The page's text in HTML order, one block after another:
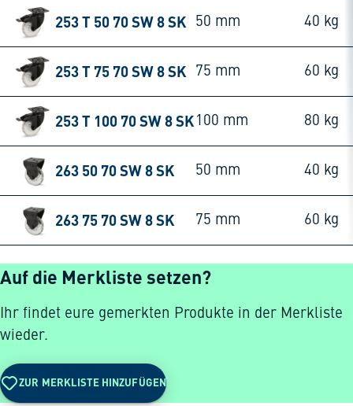
253 T 50 70 SW 8 SK 50 mm 40 kg
253 T 75 70 SW 8 SK 75 mm 60 kg
253 T 100 70 SW 8 SK 100 mm 80 kg
263 50 70 SW 8 SK 50 mm 40 kg
263 75 70 SW 8 SK 75 mm 60 kg
Auf die Merkliste setzen?
Ihr findet eure gemerkten Produkte in der Merkliste
wieder.
ZUR MERKLISTE HINZUFÜGEN